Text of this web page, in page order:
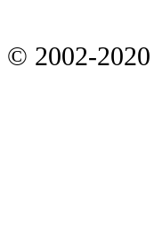
© 2002-